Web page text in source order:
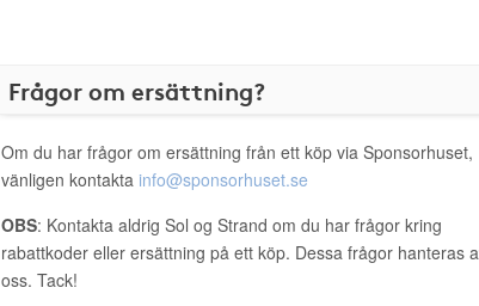
Frågor om ersättning?
Om du har frågor om ersättning från ett köp via Sponsorhuset,
vänligen kontakta info@sponsorhuset.se
OBS: Kontakta aldrig Sol og Strand om du har frågor kring
rabattkoder eller ersättning på ett köp. Dessa frågor hanteras
oss. Tack!